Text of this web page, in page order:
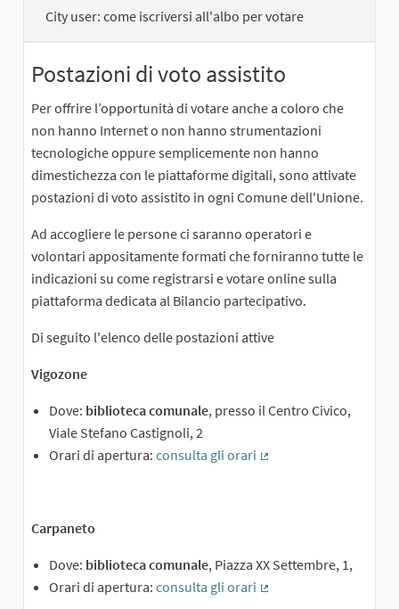
City user: come iscriversi all'albo per votare
Postazioni di voto assistito
Per offrire l’opportunità di votare anche a coloro che
non hanno Internet o non hanno strumentazioni
tecnologiche oppure semplicemente non hanno
dimestichezza con le piattaforme digitali, sono attivate
postazioni di voto assistito in ogni Comune dell'Unione.
Ad accogliere le persone ci saranno operatori e
volontari appositamente formati che forniranno tutte le
indicazioni su come registrarsi e votare online sulla
piattaforma dedicata al Bilancio partecipativo.
Di seguito l'elenco delle postazioni attive
Vigozone
Dove: biblioteca comunale, presso il Centro Civico,
Viale Stefano Castignoli, 2
Orari di apertura: consulta gli orari
Carpaneto
Dove: biblioteca comunale, Piazza XX Settembre, 1,
Orari di apertura: consulta gli orari